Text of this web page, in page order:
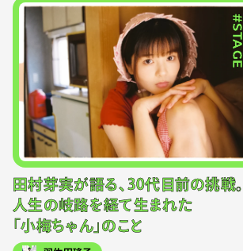
#STAGE
田村芽実が語る、30代目前の挑戦。
人生の岐路を経て生まれた
「小梅ちゃん」のこと